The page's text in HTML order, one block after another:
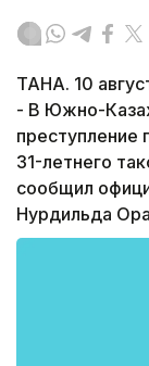
ТАНА. 10
- В Южно-
преступление
31-летнего
сообщил
Нурдильда